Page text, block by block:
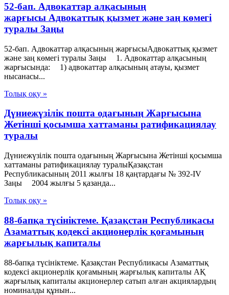
52-бап. Адвокаттар алқасының
жарғысы Адвокаттық қызмет және заң көмегі
туралы Заңы
52-бап. Адвокаттар алқасының жарғысыАдвокаттық қызмет
және заң көмегі туралы Заңы 1. Адвокаттар алқасының
жарғысында: 1) адвокаттар алқасының атауы, қызмет
нысанасы...
Толық оқу »
Дүниежүзілік пошта одағының Жарғысына
Жетінші қосымша хаттаманы ратификациялау
туралы
Дүниежүзілік пошта одағының Жарғысына Жетінші қосымша
хаттаманы ратификациялау туралыҚазақстан
Республикасының 2011 жылғы 18 қаңтардағы № 392-IV
Заңы 2004 жылғы 5 қазанда...
Толық оқу »
88-бапқа түсініктеме. Қазақстан Республикасы
Азаматтық кодексі акционерлік қоғамының
жарғылық капиталы
88-бапқа түсініктеме. Қазақстан Республикасы Азаматтық
кодексі акционерлік қоғамының жарғылық капиталы АҚ
жарғылық капиталы акционерлер сатып алған акциялардың
номиналды құнын...